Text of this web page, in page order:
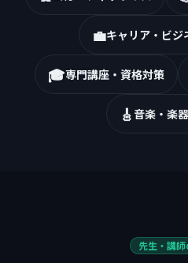
💼キャリア・ビジ
🎓専門講座・資格対策
🎸 音楽・楽
先生・講